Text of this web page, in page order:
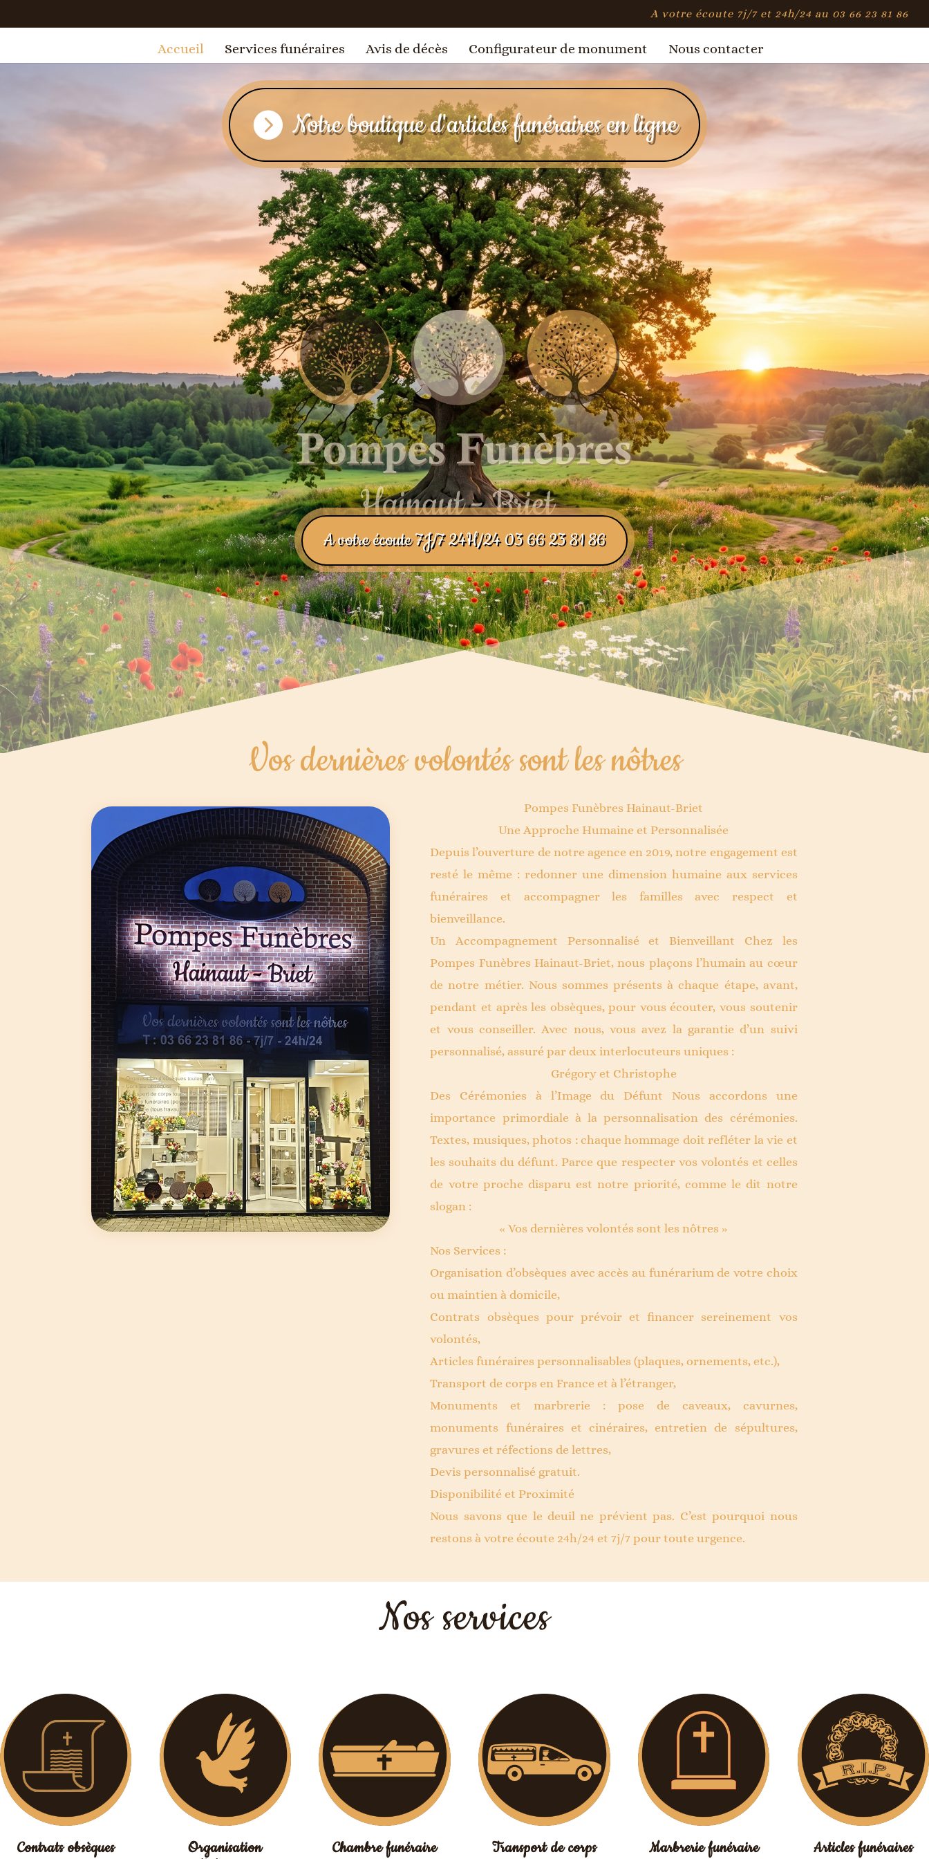
A votre écoute 7j/7 et 24h/24 au 03 66 23 81 86
Accueil Services funéraires Avis de décès Configurateur de monument Nous contacter
Notre boutique d'articles funéraires en ligne
A votre écoute 7J/7 24H/24 03 66 23 81 86
Vos dernières volontés sont les nôtres
Pompes Funèbres Hainaut-Briet
Une Approche Humaine et Personnalisée
Depuis l’ouverture de notre agence en 2019, notre engagement est
resté le même : redonner une dimension humaine aux services
funéraires et accompagner les familles avec respect et
bienveillance.
Un Accompagnement Personnalisé et Bienveillant Chez les
Pompes Funèbres Hainaut-Briet, nous plaçons l’humain au cœur
de notre métier. Nous sommes présents à chaque étape, avant,
pendant et après les obsèques, pour vous écouter, vous soutenir
et vous conseiller. Avec nous, vous avez la garantie d’un suivi
personnalisé, assuré par deux interlocuteurs uniques :
Grégory et Christophe
Des Cérémonies à l’Image du Défunt Nous accordons une
importance primordiale à la personnalisation des cérémonies.
Textes, musiques, photos : chaque hommage doit refléter la vie et
les souhaits du défunt. Parce que respecter vos volontés et celles
de votre proche disparu est notre priorité, comme le dit notre
slogan :
« Vos dernières volontés sont les nôtres »
Nos Services :
Organisation d’obsèques avec accès au funérarium de votre choix
ou maintien à domicile,
Contrats obsèques pour prévoir et financer sereinement vos
volontés,
Articles funéraires personnalisables (plaques, ornements, etc.),
Transport de corps en France et à l’étranger,
Monuments et marbrerie : pose de caveaux, cavurnes,
monuments funéraires et cinéraires, entretien de sépultures,
gravures et réfections de lettres,
Devis personnalisé gratuit.
Disponibilité et Proximité
Nous savons que le deuil ne prévient pas. C’est pourquoi nous
restons à votre écoute 24h/24 et 7j/7 pour toute urgence.
Nos services
Contrats obsèques
Organisation
Chambre funéraire Transport de corps Marbrerie funéraire Articles funéraires